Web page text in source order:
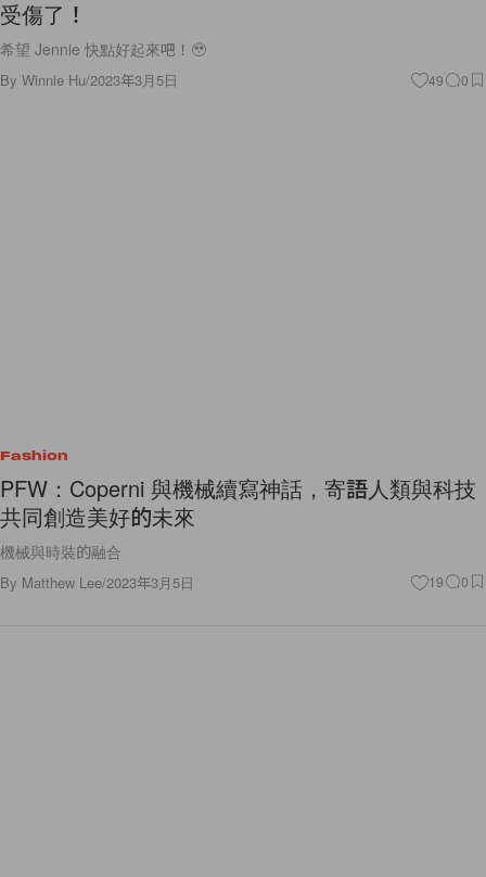
受傷了！
希望 Jennie 快點好起來吧！🥹
By Winnie Hu/2023年3月5日 49 0
Fashion
PFW：Coperni 與機械續寫神話，寄語人類與科技
共同創造美好的未來
機械與時裝的融合
By Matthew Lee/2023年3月5日 19 0